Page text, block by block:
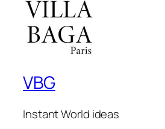
VBG
Instant World ideas